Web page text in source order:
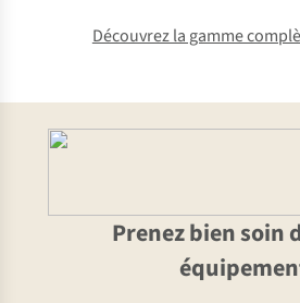
Découvrez la gamme
Prenez bien soin